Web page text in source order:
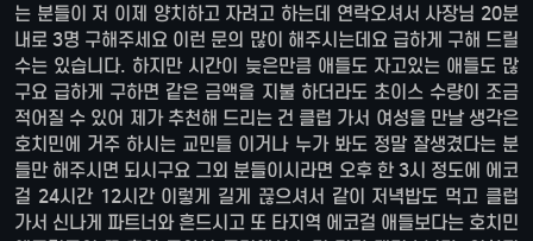
는 분들이 저 이제 양치하고 자려고 하는데 연락오셔서 사장님 20분
내로 3명 구해주세요 이런 문의 많이 해주시는데요 급하게 구해 드릴
수는 있습니다. 하지만 시간이 늦은만큼 애들도 자고있는 애들도 많
구요 급하게 구하면 같은 금액을 지불 하더라도 초이스 수량이 조금
적어질 수 있어 제가 추천해 드리는 건 클럽 가서 여성을 만날 생각은
호치민에 거주 하시는 교민들 이거나 누가 봐도 정말 잘생겼다는 분
들만 해주시면 되시구요 그외 분들이시라면 오후 한 3시 정도에 에코
걸 24시간 12시간 이렇게 길게 끊으셔서 같이 저녁밥도 먹고 클럽
가서 신나게 파트너와 흔드시고 또 타지역 에코걸 애들보다는 호치민